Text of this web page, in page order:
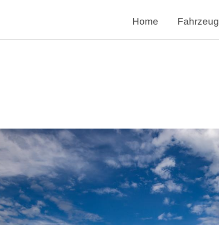
Home Fahrzeug